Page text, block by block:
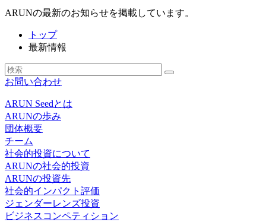
ARUNの最新のお知らせを掲載しています。
トップ
最新情報
お問い合わせ
ARUN Seedとは
ARUNの歩み
団体概要
チーム
社会的投資について
ARUNの社会的投資
ARUNの投資先
社会的インパクト評価
ジェンダーレンズ投資
ビジネスコンペティション